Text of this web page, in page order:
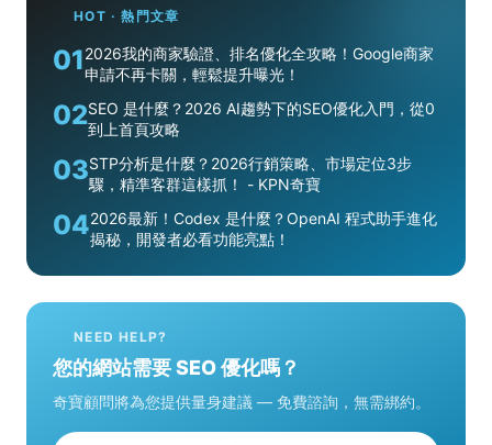
HOT · 熱門文章
012026我的商家驗證、排名優化全攻略！Google商家
申請不再卡關，輕鬆提升曝光！
02SEO 是什麼？2026 AI趨勢下的SEO優化入門，從0
到上首頁攻略
03STP分析是什麼？2026行銷策略、市場定位3步
驟，精準客群這樣抓！ - KPN奇寶
042026最新！Codex 是什麼？OpenAI 程式助手進化
揭秘，開發者必看功能亮點！
NEED HELP?
您的網站需要 SEO 優化嗎？
奇寶顧問將為您提供量身建議 — 免費諮詢，無需綁約。